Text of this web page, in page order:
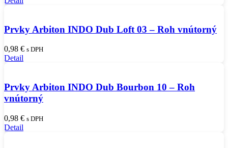
Prvky Arbiton INDO Dub Loft 03 – Roh vnútorný
0,98 € s DPH
Detail
Prvky Arbiton INDO Dub Bourbon 10 – Roh
vnútorný
0,98 € s DPH
Detail